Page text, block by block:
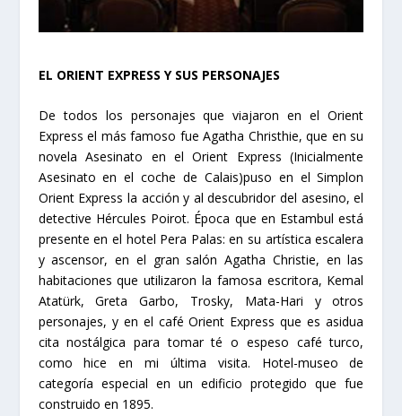
EL ORIENT EXPRESS Y SUS PERSONAJES
De todos los personajes que viajaron en el Orient
Express el más famoso fue Agatha Christhie, que en su
novela Asesinato en el Orient Express (Inicialmente
Asesinato en el coche de Calais)puso en el Simplon
Orient Express la acción y al descubridor del asesino, el
detective Hércules Poirot. Época que en Estambul está
presente en el hotel Pera Palas: en su artística escalera
y ascensor, en el gran salón Agatha Christie, en las
habitaciones que utilizaron la famosa escritora, Kemal
Atatürk, Greta Garbo, Trosky, Mata-Hari y otros
personajes, y en el café Orient Express que es asidua
cita nostálgica para tomar té o espeso café turco,
como hice en mi última visita. Hotel-museo de
categoría especial en un edificio protegido que fue
construido en 1895.